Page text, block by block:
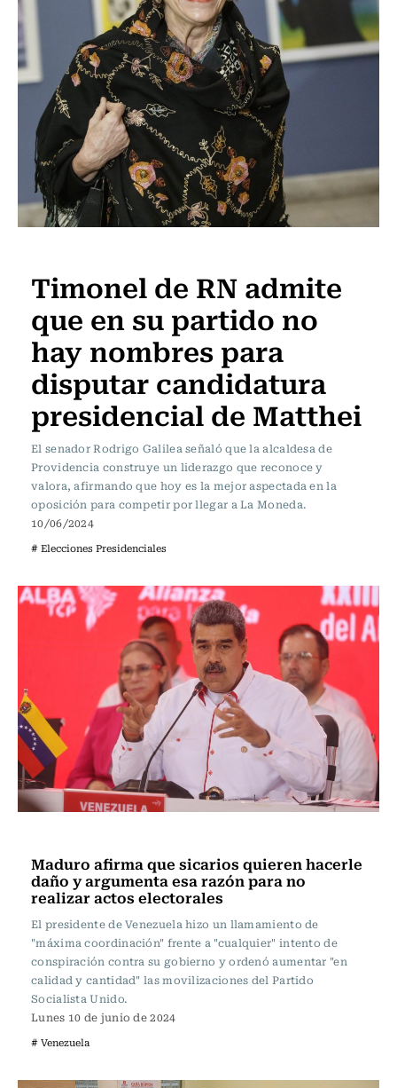
Timonel de RN admite
que en su partido no
hay nombres para
disputar candidatura
presidencial de Matthei
El senador Rodrigo Galilea señaló que la alcaldesa de
Providencia construye un liderazgo que reconoce y
valora, afirmando que hoy es la mejor aspectada en la
oposición para competir por llegar a La Moneda.
10/06/2024
# Elecciones Presidenciales
Maduro afirma que sicarios quieren hacerle
daño y argumenta esa razón para no
realizar actos electorales
El presidente de Venezuela hizo un llamamiento de
"máxima coordinación" frente a "cualquier" intento de
conspiración contra su gobierno y ordenó aumentar "en
calidad y cantidad" las movilizaciones del Partido
Socialista Unido.
Lunes 10 de junio de 2024
# Venezuela